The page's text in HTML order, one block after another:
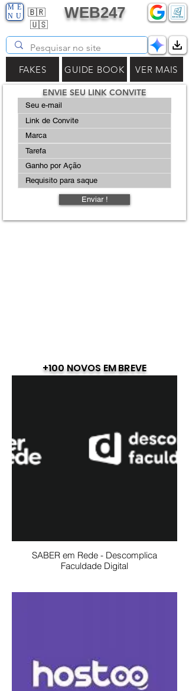
🇧🇷
🇺🇸
ME
NU
WEB247
FAKES GUIDE BOOK VER MAIS
ENVIE SEU LINK CONVITE
Enviar !
+100 NOVOS EM BREVE
SABER em Rede - Descomplica
Faculdade Digital